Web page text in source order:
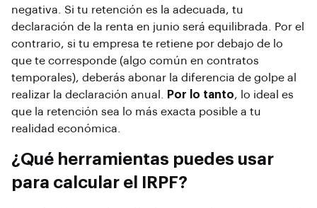
negativa. Si tu retención es la adecuada, tu
declaración de la renta en junio será equilibrada. Por el
contrario, si tu empresa te retiene por debajo de lo
que te corresponde (algo común en contratos
temporales), deberás abonar la diferencia de golpe al
realizar la declaración anual.
Por lo tanto, lo ideal es
que la retención sea lo más exacta posible a tu
realidad económica.
¿Qué herramientas puedes usar
para calcular el IRPF?